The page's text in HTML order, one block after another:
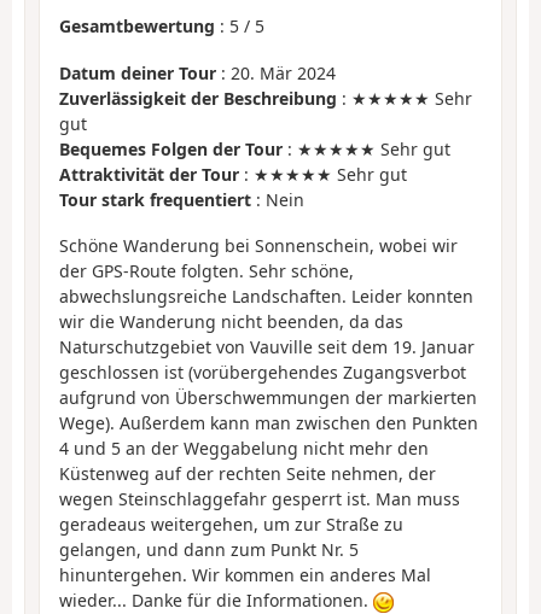
Gesamtbewertung : 5 / 5
Datum deiner Tour : 20. Mär 2024
Zuverlässigkeit der Beschreibung : ★★★★★ Sehr
gut
Bequemes Folgen der Tour : ★★★★★ Sehr gut
Attraktivität der Tour : ★★★★★ Sehr gut
Tour stark frequentiert : Nein
Schöne Wanderung bei Sonnenschein, wobei wir
der GPS-Route folgten. Sehr schöne,
abwechslungsreiche Landschaften. Leider konnten
wir die Wanderung nicht beenden, da das
Naturschutzgebiet von Vauville seit dem 19. Januar
geschlossen ist (vorübergehendes Zugangsverbot
aufgrund von Überschwemmungen der markierten
Wege). Außerdem kann man zwischen den Punkten
4 und 5 an der Weggabelung nicht mehr den
Küstenweg auf der rechten Seite nehmen, der
wegen Steinschlaggefahr gesperrt ist. Man muss
geradeaus weitergehen, um zur Straße zu
gelangen, und dann zum Punkt Nr. 5
hinuntergehen. Wir kommen ein anderes Mal
wieder... Danke für die Informationen.